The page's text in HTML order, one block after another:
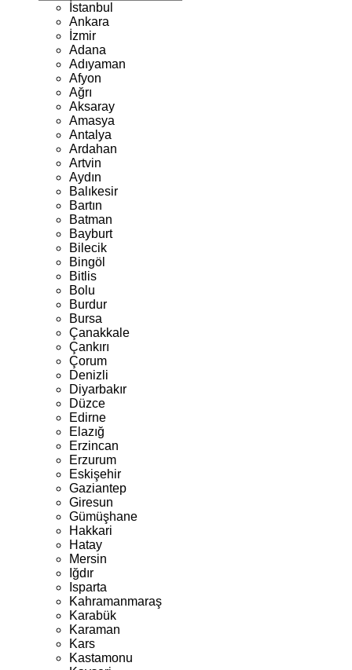
İstanbul
Ankara
İzmir
Adana
Adıyaman
Afyon
Ağrı
Aksaray
Amasya
Antalya
Ardahan
Artvin
Aydın
Balıkesir
Bartın
Batman
Bayburt
Bilecik
Bingöl
Bitlis
Bolu
Burdur
Bursa
Çanakkale
Çankırı
Çorum
Denizli
Diyarbakır
Düzce
Edirne
Elazığ
Erzincan
Erzurum
Eskişehir
Gaziantep
Giresun
Gümüşhane
Hakkari
Hatay
Mersin
Iğdır
Isparta
Kahramanmaraş
Karabük
Karaman
Kars
Kastamonu